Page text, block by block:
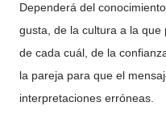
Dependerá del
gusta, de la cultura a la
de cada cuál, de la
la pareja para que el
interpretaciones erróneas.